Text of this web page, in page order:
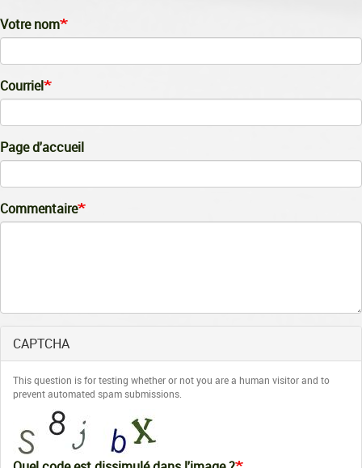
Votre nom
Courriel
Page d'accueil
Commentaire
CAPTCHA
This question is for testing whether or not you are a human visitor and to
prevent automated spam submissions.